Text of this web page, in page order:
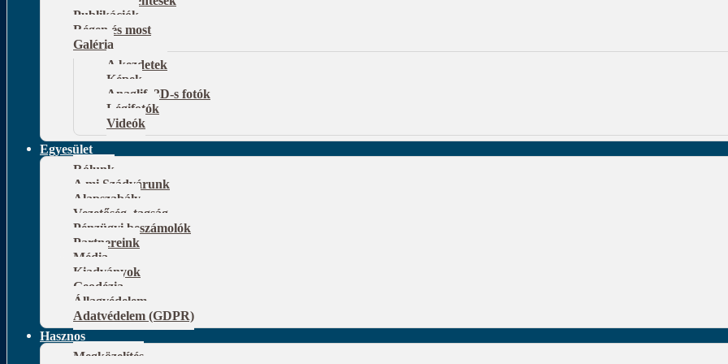
Publikációk
Régen és most
Galéria
A kezdetek
Képek
Anaglif, 3D-s fotók
Légifotók
Videók
Egyesület
Rólunk
A mi Szádvárunk
Alapszabály
Vezetőség, tagság
Pénzügyi beszámolók
Partnereink
Média
Kiadványok
Geodézia
Állagvédelem
Adatvédelem (GDPR)
Hasznos
Megközelítés